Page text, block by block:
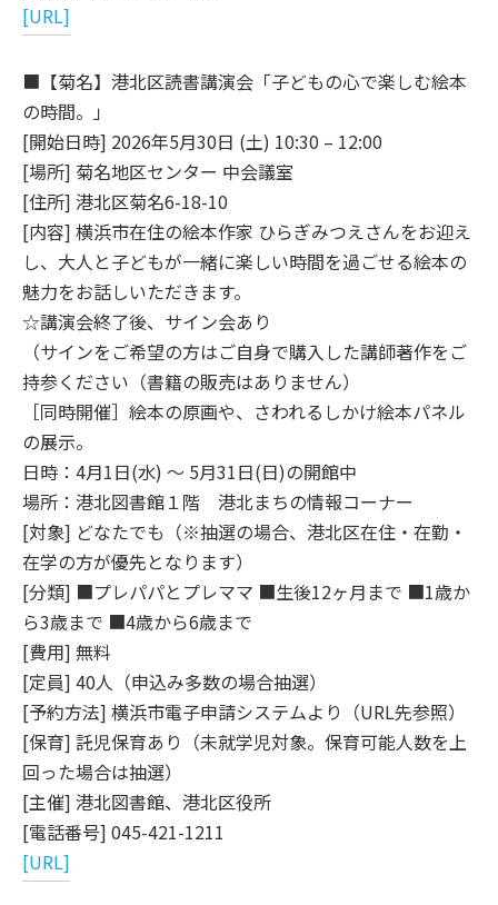
[URL]
■【菊名】港北区読書講演会「子どもの心で楽しむ絵本
の時間。」
[開始日時] 2026年5月30日 (土) 10:30 – 12:00
[場所] 菊名地区センター 中会議室
[住所] 港北区菊名6-18-10
[内容] 横浜市在住の絵本作家 ひらぎみつえさんをお迎え
し、大人と子どもが一緒に楽しい時間を過ごせる絵本の
魅力をお話しいただきます。
☆講演会終了後、サイン会あり
（サインをご希望の方はご自身で購入した講師著作をご
持参ください（書籍の販売はありません）
［同時開催］絵本の原画や、さわれるしかけ絵本パネル
の展示。
日時：4月1日(水) ～ 5月31日(日)の開館中
場所：港北図書館１階 港北まちの情報コーナー
[対象] どなたでも（※抽選の場合、港北区在住・在勤・
在学の方が優先となります）
[分類] ■プレパパとプレママ ■生後12ヶ月まで ■1歳か
ら3歳まで ■4歳から6歳まで
[費用] 無料
[定員] 40人（申込み多数の場合抽選）
[予約方法] 横浜市電子申請システムより（URL先参照）
[保育] 託児保育あり（未就学児対象。保育可能人数を上
回った場合は抽選）
[主催] 港北図書館、港北区役所
[電話番号] 045-421-1211
[URL]